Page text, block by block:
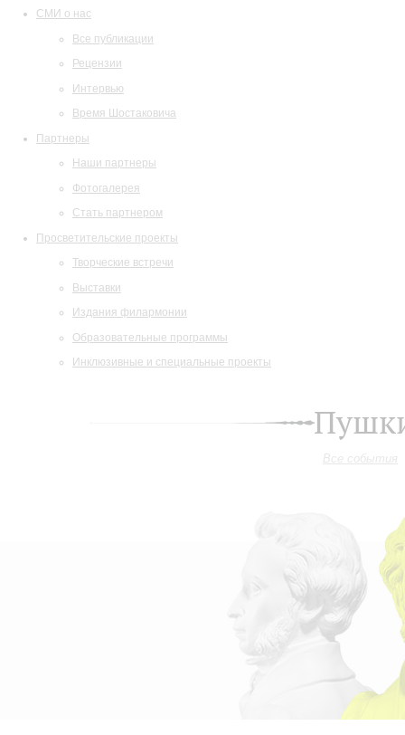
СМИ о нас
Все публикации
Рецензии
Интервью
Время Шостаковича
Партнеры
Наши партнеры
Фотогалерея
Стать партнером
Просветительские проекты
Творческие встречи
Выставки
Издания филармонии
Образовательные программы
Инклюзивные и специальные проекты
Все события